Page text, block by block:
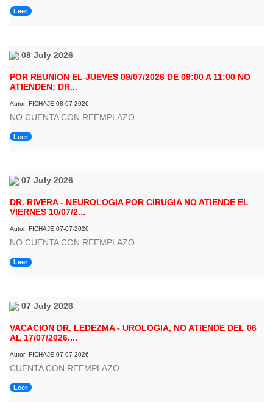
Leer
08 July 2026
POR REUNION EL JUEVES 09/07/2026 DE 09:00 A 11:00 NO
ATIENDEN: DR...
Autor: FICHAJE 08-07-2026
NO CUENTA CON REEMPLAZO
Leer
07 July 2026
DR. RIVERA - NEUROLOGIA POR CIRUGIA NO ATIENDE EL
VIERNES 10/07/2...
Autor: FICHAJE 07-07-2026
NO CUENTA CON REEMPLAZO
Leer
07 July 2026
VACACION DR. LEDEZMA - UROLOGIA, NO ATIENDE DEL 06
AL 17/07/2026....
Autor: FICHAJE 07-07-2026
CUENTA CON REEMPLAZO
Leer